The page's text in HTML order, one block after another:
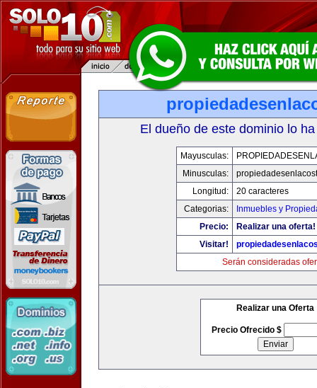
El dueño de este dominio lo
Mayusculas:
Minusculas:
Longitud:
20 caracteres
Categorias:
Inmuebles y
Precio:
Realizar una oferta!
Visitar!
Serán consideradas
Realizar una Oferta
Precio Ofrecido $